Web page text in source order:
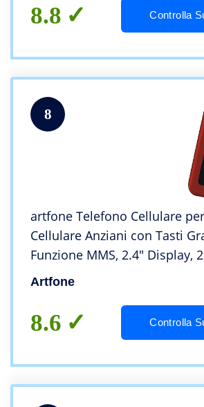
8.8 Controlla
8
artfone Telefono Cellulare
Cellulare Anziani con Tasti
Funzione MMS, 2.4″ Display,
Supporto SIM Doppio,
Artfone
8.6 Controlla